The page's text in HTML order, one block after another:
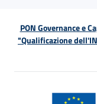
PON Governance e
"Qualificazione